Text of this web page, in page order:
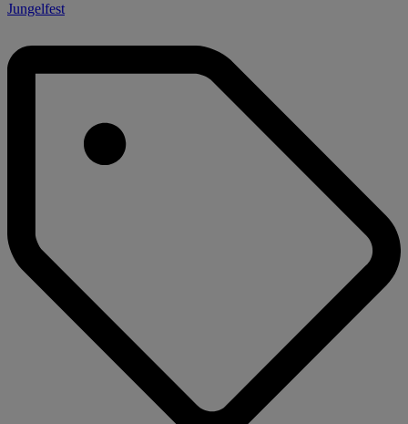
Jungelfest